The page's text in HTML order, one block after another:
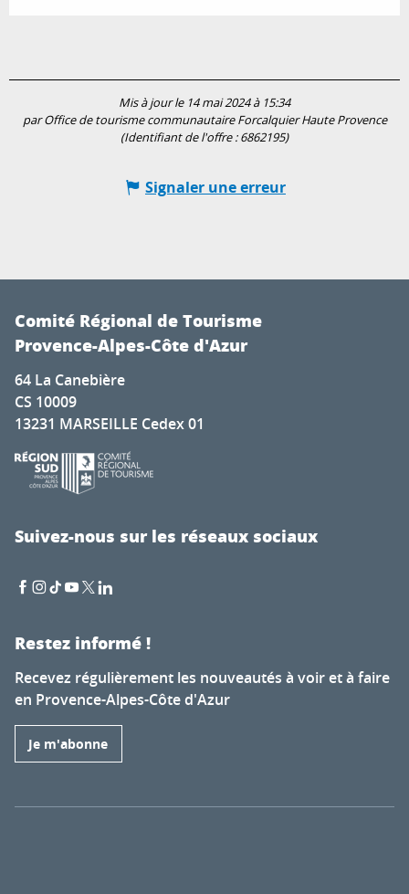
Mis à jour le 14 mai 2024 à 15:34
par Office de tourisme communautaire Forcalquier Haute Provence
(Identifiant de l'offre :6862195)
Signaler une erreur
Comité Régional de Tourisme
Provence-Alpes-Côte d'Azur
64 La Canebière
CS 10009
13231 MARSEILLE Cedex 01
Suivez-nous sur les réseaux sociaux
Restez informé !
Recevez régulièrement les nouveautés à voir et à faire
en Provence-Alpes-Côte d'Azur
Je m'abonne